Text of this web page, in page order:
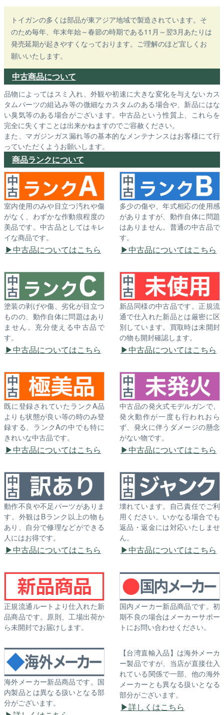
トイガンの多くは部品が東アジア地域で製造されています。そ
のため毎年、年末年始～春節の時期である11月～翌3月あたりは
発売延期が起きやすくなっております。ご理解のほど宜しくお
願いいたします。
中古商品について
品物によってはスミ入れ、外観や初速に大きな変化を与えないカス
タムパーツの組込み等の微細なカスタムのある場合や、新品にはな
い臭気等のある場合がございます。中古品という性質上、これらを
完全に失くすことは出来かねますのでご容赦ください。
また、マガジンガス漏れ等の基本的なメンテナンスはお客様にて行
っていただくようお願いします。
商品ランクについて
室内使用のみや目立つ汚れや傷
がなく、わずかな作動痕程度の
美品です。中古品としてはキレ
イな商品です。
中古品についてはこちら
多少の傷や、年式相応の使用感
がありますが、動作自体に問題
はありません。普通の中古品で
す。
中古品についてはこちら
塗装の剥げや傷、劣化が目立つ
ものの、動作自体に問題はあり
ません。充分使える中古品で
す。
中古品についてはこちら
新品同様の中古品です。正規流
通で仕入れた新品とは厳密に区
別しています。買取時は未開封
の物も開封確認します。
中古品についてはこちら
既に登録されていたランクA品
よりも状態が良い等の時のみ登
録する、ランクAの中でも特に
きれいな中古品です。
中古品についてはこちら
中古品の発火式モデルガンで、
発火動作が一度も行われおら
ず、発火に伴うダメージの懸念
がない物です。
中古品についてはこちら
動作不良や不足パーツがありま
す。外観はBランク以上の物も
あり、自分で修理などができる
人にはお得です。
中古品についてはこちら
壊れています。自己責任でご利
用ください。いかなる場合でも
返品・返金には対応いたしませ
ん。
中古品についてはこちら
正規流通ルートより仕入れた新
品商品です。原則、工場出荷か
ら未開封でお届けします。
国内メーカー新品商品です。初
期不良の場合はメーカーサポー
トにお問い合わせください。
海外メーカー新品商品です。国
内製品とは異なる扱いとなる部
分がございます。
【台湾直輸入品】は海外メーカ
ー製品ですが、当店が直接仕入
れている関係で一部、他の海外
メーカーとも異なる扱いとなる
部分がございます。
詳しくはこちら